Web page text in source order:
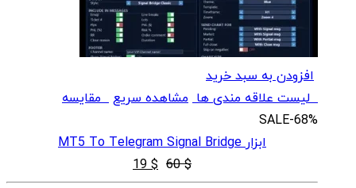
افزودن به سبد خرید
لیست علاقه مندی ها مشاهده سریعمقایسه
SALE-68%
ابزار MT5 To Telegram Signal Bridge
$
60
قیمت
$
19
قیمت